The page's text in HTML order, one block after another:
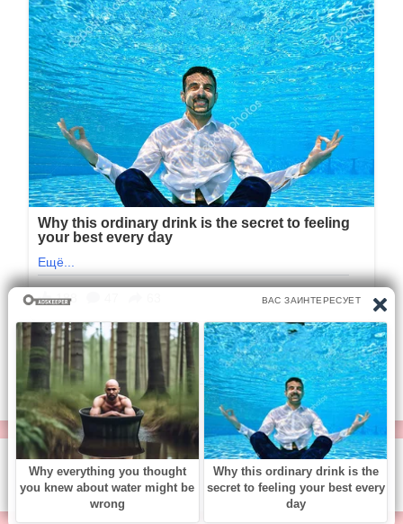
1/2 Следующая
© https://vse-knigi.org